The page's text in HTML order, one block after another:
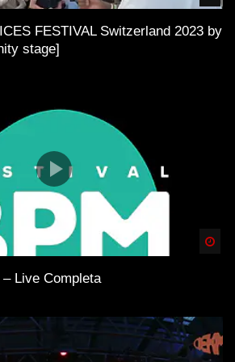
FESTIVAL Switzerland 2023 by
stage]
Live Completa